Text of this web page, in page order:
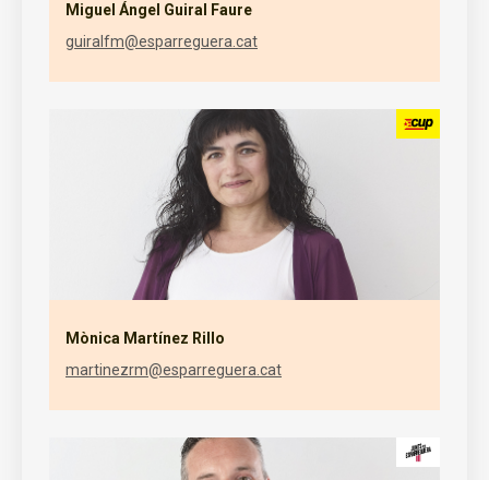
Miguel Ángel Guiral Faure
guiralfm@esparreguera.cat
Mònica Martínez Rillo
martinezrm@esparreguera.cat